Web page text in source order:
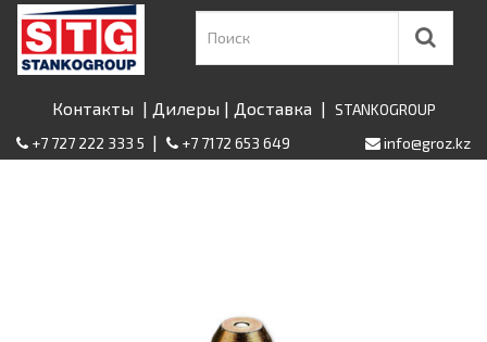
Контакты | Дилеры | Доставка | STANKOGROUP
+7 727 222 333 5 | +7 7172 653 649 info@groz.kz